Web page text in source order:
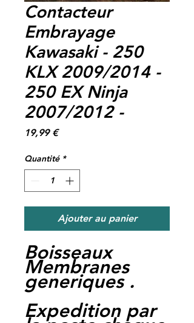
Contacteur
Embrayage
Kawasaki - 250
KLX 2009/2014 -
250 EX Ninja
2007/2012 -
19,99 €Prix
Quantité *
Ajouter au panier
Boisseaux
Membranes
generiques .
Expedition par